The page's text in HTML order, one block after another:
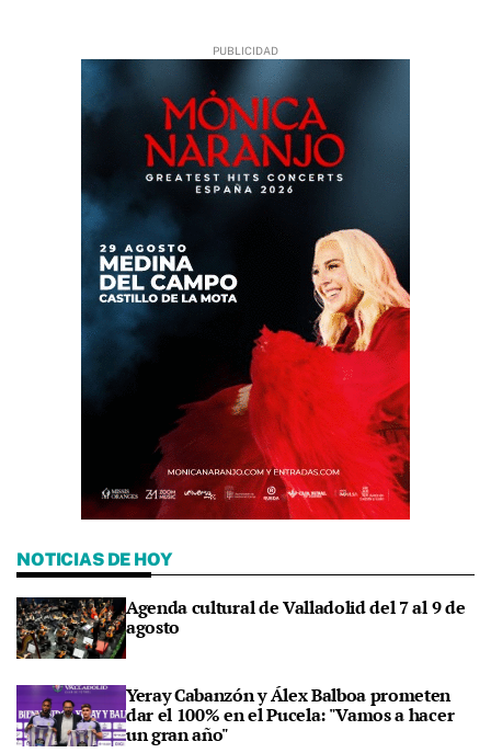
NOTICIAS DE HOY
Agenda cultural de Valladolid del 7 al 9 de
agosto
Yeray Cabanzón y Álex Balboa prometen
dar el 100% en el Pucela: "Vamos a hacer
un gran año"